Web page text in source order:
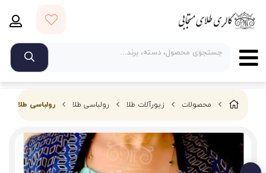
محصولات زیورآلات طلا رولباسی طلا رولباسی طلای